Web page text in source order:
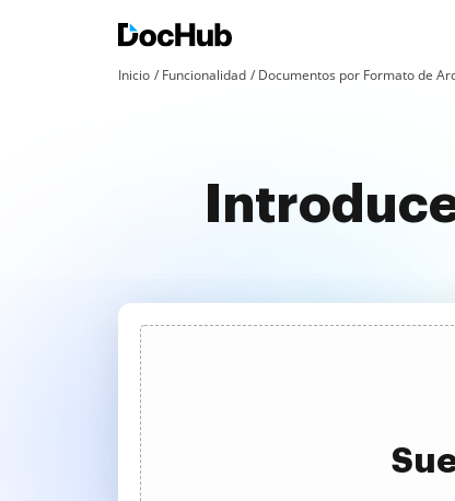
Inicio Funcionalidad Documentos por Formato de